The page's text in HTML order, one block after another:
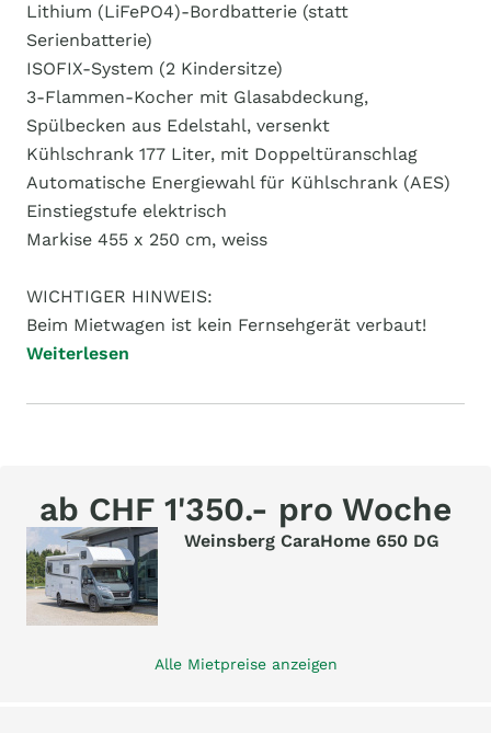
Lithium (LiFePO4)-Bordbatterie (statt
Serienbatterie)
ISOFIX-System (2 Kindersitze)
3-Flammen-Kocher mit Glasabdeckung,
Spülbecken aus Edelstahl, versenkt
Kühlschrank 177 Liter, mit Doppeltüranschlag
Automatische Energiewahl für Kühlschrank (AES)
Einstiegstufe elektrisch
Markise 455 x 250 cm, weiss
WICHTIGER HINWEIS:
Beim Mietwagen ist kein Fernsehgerät verbaut!
Weiterlesen
ab CHF 1'350.- pro Woche
Weinsberg CaraHome 650 DG
Alle Mietpreise anzeigen